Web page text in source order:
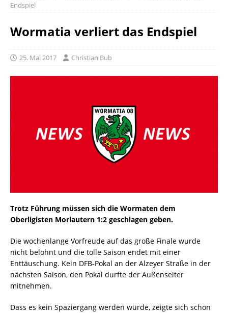
Endspiel
Wormatia verliert das Endspiel
25. Mai 2017 Christian Bub
Trotz Führung müssen sich die Wormaten dem
Oberligisten Morlautern 1:2 geschlagen geben.
Die wochenlange Vorfreude auf das große Finale wurde
nicht belohnt und die tolle Saison endet mit einer
Enttäuschung. Kein DFB-Pokal an der Alzeyer Straße in der
nächsten Saison, den Pokal durfte der Außenseiter
mitnehmen.
Dass es kein Spaziergang werden würde, zeigte sich schon